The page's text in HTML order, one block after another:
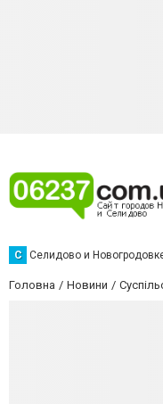
С Селидово и
Головна Новини